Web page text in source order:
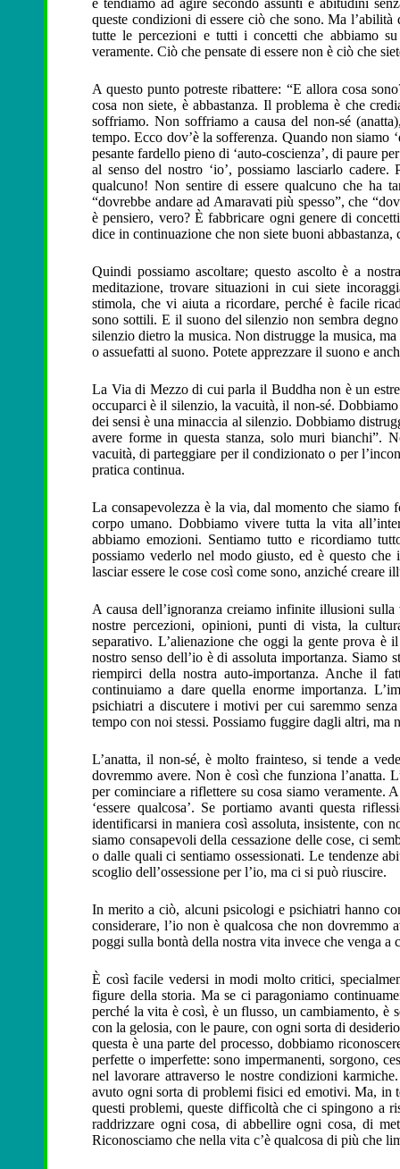
e tendiamo ad agire secondo assunti e abitudini
queste condizioni di essere ciò che sono. Ma
tutte le percezioni e tutti i concetti che abbiamo
veramente. Ciò che pensate di essere non è ciò che
A questo punto potreste ribattere: “E allora cosa
cosa non siete, è abbastanza. Il problema è che
soffriamo. Non soffriamo a causa del non-sé
tempo. Ecco dov’è la sofferenza. Quando non siamo
pesante fardello pieno di ‘auto-coscienza’, di paure
al senso del nostro ‘io’, possiamo lasciarlo cadere.
qualcuno! Non sentire di essere qualcuno che ha
“dovrebbe andare ad Amaravati più spesso”, che
è pensiero, vero? È fabbricare ogni genere di
dice in continuazione che non siete buoni abbastanza,
Quindi possiamo ascoltare; questo ascolto è a
meditazione, trovare situazioni in cui siete
stimola, che vi aiuta a ricordare, perché è facile
sono sottili. E il suono del silenzio non sembra
silenzio dietro la musica. Non distrugge la musica,
o assuefatti al suono. Potete apprezzare il suono e
La Via di Mezzo di cui parla il Buddha non è un
occuparci è il silenzio, la vacuità, il non-sé.
dei sensi è una minaccia al silenzio. Dobbiamo
avere forme in questa stanza, solo muri bianchi”.
vacuità, di parteggiare per il condizionato o per
pratica continua.
La consapevolezza è la via, dal momento che siamo
corpo umano. Dobbiamo vivere tutta la vita
abbiamo emozioni. Sentiamo tutto e ricordiamo
possiamo vederlo nel modo giusto, ed è questo
lasciar essere le cose così come sono, anziché creare
A causa dell’ignoranza creiamo infinite illusioni
nostre percezioni, opinioni, punti di vista, la
separativo. L’alienazione che oggi la gente prova è
nostro senso dell’io è di assoluta importanza. Siamo
riempirci della nostra auto-importanza. Anche il
continuiamo a dare quella enorme importanza.
psichiatri a discutere i motivi per cui saremmo
tempo con noi stessi. Possiamo fuggire dagli altri, ma
L’anatta, il non-sé, è molto frainteso, si tende a
dovremmo avere. Non è così che funziona l’anatta.
per cominciare a riflettere su cosa siamo
‘essere qualcosa’. Se portiamo avanti questa
identificarsi in maniera così assoluta, insistente, con
siamo consapevoli della cessazione delle cose, ci
o dalle quali ci sentiamo ossessionati. Le tendenze
scoglio dell’ossessione per l’io, ma ci si può riuscire.
In merito a ciò, alcuni psicologi e psichiatri hanno
considerare, l’io non è qualcosa che non dovremmo
poggi sulla bontà della nostra vita invece che venga
È così facile vedersi in modi molto critici,
figure della storia. Ma se ci paragoniamo
perché la vita è così, è un flusso, un cambiamento, è
con la gelosia, con le paure, con ogni sorta di
questa è una parte del processo, dobbiamo
perfette o imperfette: sono impermanenti, sorgono,
nel lavorare attraverso le nostre condizioni
avuto ogni sorta di problemi fisici ed emotivi. Ma, in
questi problemi, queste difficoltà che ci spingono a
raddrizzare ogni cosa, di abbellire ogni cosa, di
Riconosciamo che nella vita c’è qualcosa di più che